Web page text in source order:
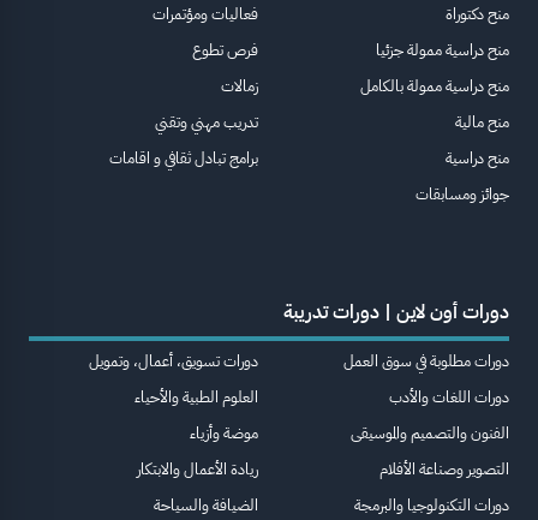
منح دكتوراة
منح دراسية ممولة جزئيا
منح دراسية ممولة بالكامل
منح مالية
منح دراسية
جوائز ومسابقات
فعاليات ومؤتمرات
فرص تطوع
زمالات
تدريب مهني وتقني
برامج تبادل ثقافي و اقامات
دورات أون لاين | دورات تدريبة
دورات مطلوبة في سوق العمل
دورات اللغات والأدب
الفنون والتصميم والموسيقى
التصوير وصناعة الأفلام
دورات التكنولوجيا والبرمجة
دورات تسويق، أعمال، وتمويل
العلوم الطبية والأحياء
موضة وأزياء
ريادة الأعمال والابتكار
الضيافة والسياحة